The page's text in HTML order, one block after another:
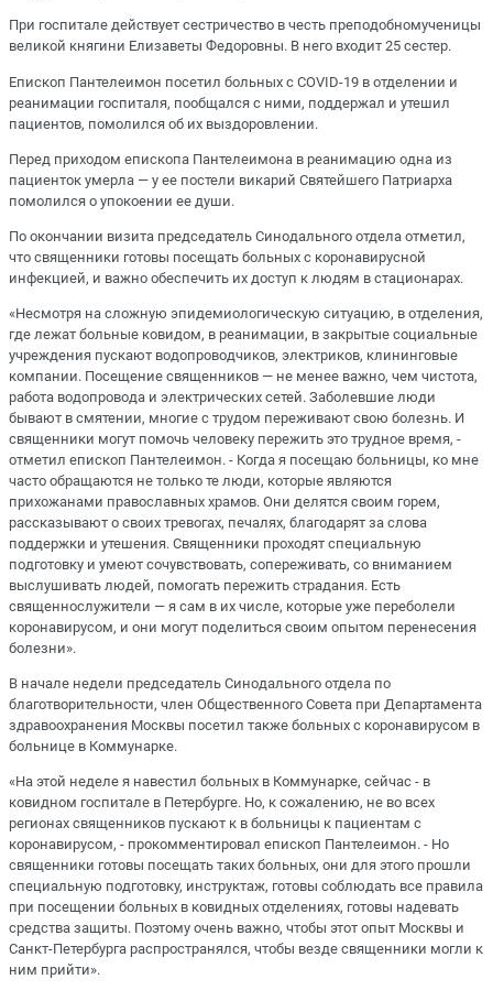
При госпитале действует сестричество в честь преподобномученицы
великой княгини Елизаветы Федоровны. В него входит 25 сестер.
Епископ Пантелеимон посетил больных с COVID-19 в отделении и
реанимации госпиталя, пообщался с ними, поддержал и утешил
пациентов, помолился об их выздоровлении.
Перед приходом епископа Пантелеимона в реанимацию одна из
пациенток умерла — у ее постели викарий Святейшего Патриарха
помолился о упокоении ее души.
По окончании визита председатель Синодального отдела отметил,
что священники готовы посещать больных с коронавирусной
инфекцией, и важно обеспечить их доступ к людям в стационарах.
«Несмотря на сложную эпидемиологическую ситуацию, в отделения,
где лежат больные ковидом, в реанимации, в закрытые социальные
учреждения пускают водопроводчиков, электриков, клининговые
компании. Посещение священников — не менее важно, чем чистота,
работа водопровода и электрических сетей. Заболевшие люди
бывают в смятении, многие с трудом переживают свою болезнь. И
священники могут помочь человеку пережить это трудное время, -
отметил епископ Пантелеимон. - Когда я посещаю больницы, ко мне
часто обращаются не только те люди, которые являются
прихожанами православных храмов. Они делятся своим горем,
рассказывают о своих тревогах, печалях, благодарят за слова
поддержки и утешения. Священники проходят специальную
подготовку и умеют сочувствовать, сопереживать, со вниманием
выслушивать людей, помогать пережить страдания. Есть
священнослужители — я сам в их числе, которые уже переболели
коронавирусом, и они могут поделиться своим опытом перенесения
болезни».
В начале недели председатель Синодального отдела по
благотворительности, член Общественного Совета при Департамента
здравоохранения Москвы посетил также больных с коронавирусом в
больнице в Коммунарке.
«На этой неделе я навестил больных в Коммунарке, сейчас - в
ковидном госпитале в Петербурге. Но, к сожалению, не во всех
регионах священников пускают к в больницы к пациентам с
коронавирусом, - прокомментировал епископ Пантелеимон. - Но
священники готовы посещать таких больных, они для этого прошли
специальную подготовку, инструктаж, готовы соблюдать все правила
при посещении больных в ковидных отделениях, готовы надевать
средства защиты. Поэтому очень важно, чтобы этот опыт Москвы и
Санкт-Петербурга распространялся, чтобы везде священники могли к
ним прийти».